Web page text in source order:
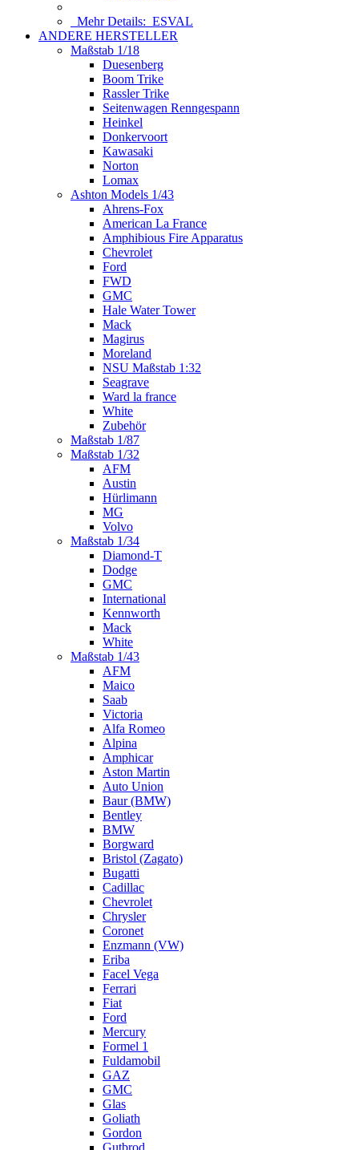
Mehr Details: ESVAL
ANDERE HERSTELLER
Maßstab 1/18
Duesenberg
Boom Trike
Rassler Trike
Seitenwagen Renngespann
Heinkel
Donkervoort
Kawasaki
Norton
Lomax
Ashton Models 1/43
Ahrens-Fox
American La France
Amphibious Fire Apparatus
Chevrolet
Ford
FWD
GMC
Hale Water Tower
Mack
Magirus
Moreland
NSU Maßstab 1:32
Seagrave
Ward la france
White
Zubehör
Maßstab 1/87
Maßstab 1/32
AFM
Austin
Hürlimann
MG
Volvo
Maßstab 1/34
Diamond-T
Dodge
GMC
International
Kennworth
Mack
White
Maßstab 1/43
AFM
Maico
Saab
Victoria
Alfa Romeo
Alpina
Amphicar
Aston Martin
Auto Union
Baur (BMW)
Bentley
BMW
Borgward
Bristol (Zagato)
Bugatti
Cadillac
Chevrolet
Chrysler
Coronet
Enzmann (VW)
Eriba
Facel Vega
Ferrari
Fiat
Ford
Mercury
Formel 1
Fuldamobil
GAZ
GMC
Glas
Goliath
Gordon
Gutbrod